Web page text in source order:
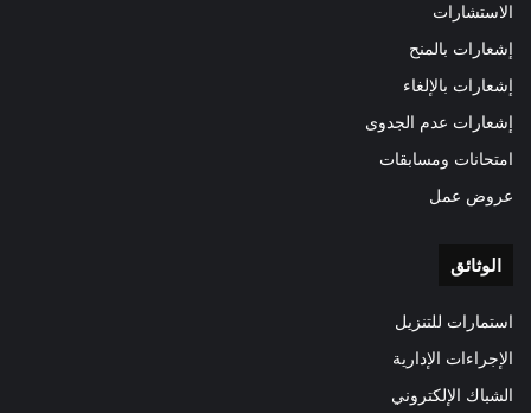
الاستشارات
إشعارات بالمنح
إشعارات بالإلغاء
إشعارات عدم الجدوى
امتحانات ومسابقات
عروض عمل
الوثائق
استمارات للتنزيل
الإجراءات الإدارية
الشباك الإلكتروني